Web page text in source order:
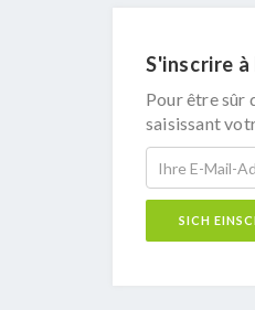
S'inscrire
Pour être sûr
saisissant